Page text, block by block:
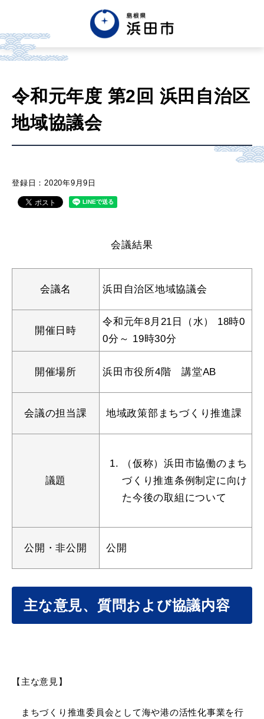
한글 Tiếng việt Tagalog
市政情報
くらし・手続き・
産業・ビジネス
教育・文化・スポーツ
移住・定住 （はまだぐらし）
観光・飲食
教育 出会い・結婚
高齢者・介護 おくやみ
令和元年度 第2回 浜田自治区
地域協議会
登録日：2020年9月9日
会議結果
会議名 浜田自治区地域協議会
開催日時
令和元年8月21日（水） 18時0
0分～ 19時30分
開催場所 浜田市役所4階 講堂AB
会議の担当課 地域政策部まちづくり推進課
議題
（仮称）浜田市協働のまち
づくり推進条例制定に向け
た今後の取組について
公開・非公開 公開
主な意見、質問および協議内容
【主な意見】
まちづくり推進委員会として海や港の活性化事業を行